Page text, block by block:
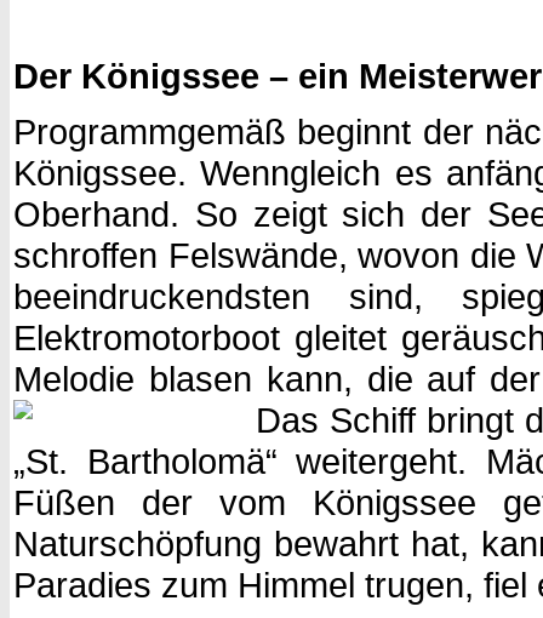
Der Königssee – ein
Programmgemäß beginnt der
Königssee. Wenngleich es
Oberhand. So zeigt sich der
schroffen Felswände, wovon die
beeindruckendsten sind,
Elektromotorboot gleitet
Melodie blasen kann, die auf
Das Schiff bringt
„St. Bartholomä“ weitergeht.
Füßen der vom Königssee
Naturschöpfung bewahrt hat,
Paradies zum Himmel trugen,